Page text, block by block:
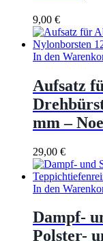
9,00 €
In den
Aufsatz
mm –
29,00 €
In den
Dampf-
Polster-